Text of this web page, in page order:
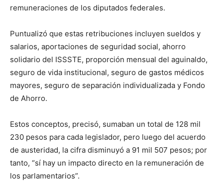
remuneraciones de los diputados federales.
Puntualizó que estas retribuciones incluyen sueldos y
salarios, aportaciones de seguridad social, ahorro
solidario del ISSSTE, proporción mensual del aguinaldo,
seguro de vida institucional, seguro de gastos médicos
mayores, seguro de separación individualizada y Fondo
de Ahorro.
Estos conceptos, precisó, sumaban un total de 128 mil
230 pesos para cada legislador, pero luego del acuerdo
de austeridad, la cifra disminuyó a 91 mil 507 pesos; por
tanto, “sí hay un impacto directo en la remuneración de
los parlamentarios”.